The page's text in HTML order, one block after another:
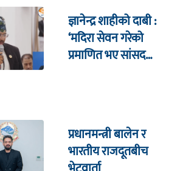
ज्ञानेन्द्र शाहीको दाबी :
‘मदिरा सेवन गरेको
प्रमाणित भए सांसद
प्रधानमन्त्री बालेन र
भारतीय राजदूतबीच